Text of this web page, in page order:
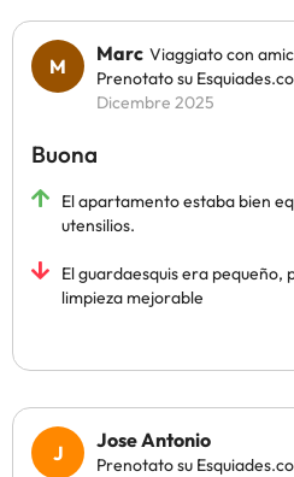
Marc Viaggiato con
Prenotato su
Dicembre 2025
Buona
El apartamento estaba bien
utensilios.
El guardaesquis era pequeño,
limpieza mejorable
Jose Antonio
Prenotato su